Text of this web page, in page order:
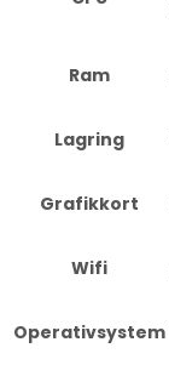
Ram
Lagring
Grafikkort
Wifi
Operativsystem